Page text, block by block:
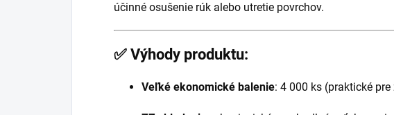
účinné osušenie rúk alebo utretie povrchov.
✅ Výhody produktu:
Veľké ekonomické balenie: 4 000 ks (praktické